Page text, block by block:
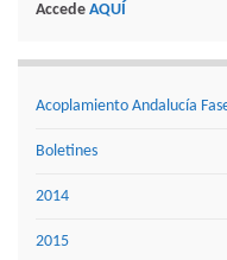
Accede AQUÍ
Acoplamiento Andalucía
Boletines
2014
2015